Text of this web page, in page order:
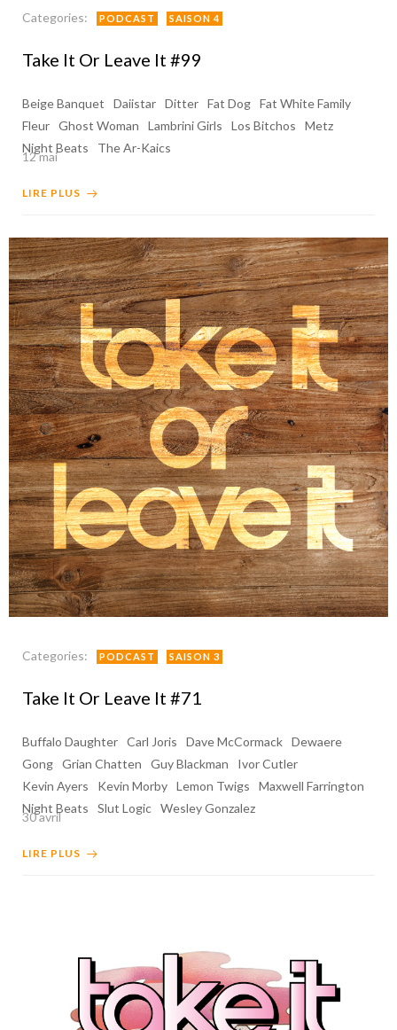
Categories: PODCAST SAISON 4
Take It Or Leave It #99
Beige Banquet Daiistar Ditter Fat Dog Fat White Family
Fleur Ghost Woman Lambrini Girls Los Bitchos
Metz
Night Beats
The Ar-Kaics
12 mai
LIRE PLUS
Categories: PODCAST SAISON 3
Take It Or Leave It #71
Buffalo Daughter Carl Joris Dave McCormack Dewaere
Gong Grian Chatten Guy Blackman
Ivor Cutler
Kevin Ayers
Kevin Morby Lemon Twigs
Maxwell Farrington
Night Beats
Slut Logic Wesley Gonzalez
30 avril
LIRE PLUS